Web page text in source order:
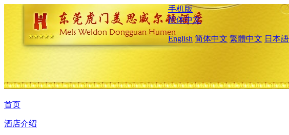
手机版
简体中文
English 简体中文 繁體中文 日本語
首页
酒店介绍